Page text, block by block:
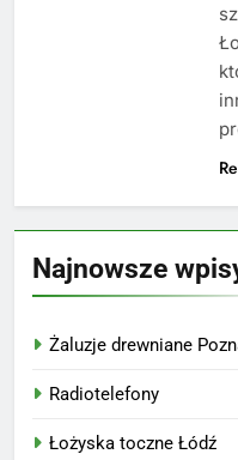
Najnowsze
Żaluzje drewniane
Radiotelefony
Łożyska toczne Łódź